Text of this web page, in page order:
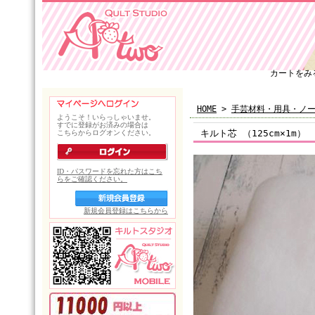
カートをみ
HOME > 手芸材料・用具・ノ
キルト芯 （125cm×1m）